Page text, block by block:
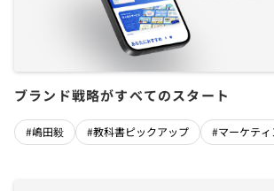
ブランド戦略がすべてのスタート
#嶋田毅 #教科書ピックアップ #マーケティ